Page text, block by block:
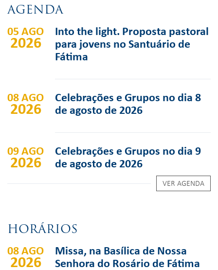
AGENDA
05 AGO
2026
Into the light. Proposta pastoral
para jovens no Santuário de
Fátima
08 AGO
2026
Celebrações e Grupos no dia 8
de agosto de 2026
09 AGO
2026
Celebrações e Grupos no dia 9
de agosto de 2026
VER AGENDA
HORÁRIOS
08 AGO
2026
Missa, na Basílica de Nossa
Senhora do Rosário de Fátima